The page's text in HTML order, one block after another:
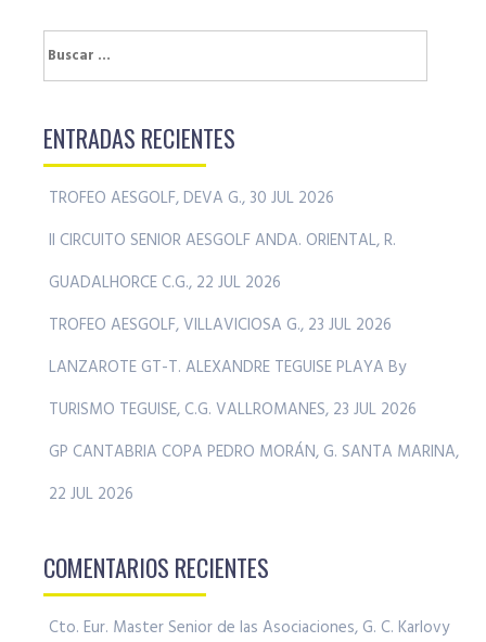
Buscar:
ENTRADAS RECIENTES
TROFEO AESGOLF, DEVA G., 30 JUL 2026
II CIRCUITO SENIOR AESGOLF ANDA. ORIENTAL, R.
GUADALHORCE C.G., 22 JUL 2026
TROFEO AESGOLF, VILLAVICIOSA G., 23 JUL 2026
LANZAROTE GT-T. ALEXANDRE TEGUISE PLAYA By
TURISMO TEGUISE, C.G. VALLROMANES, 23 JUL 2026
GP CANTABRIA COPA PEDRO MORÁN, G. SANTA MARINA,
22 JUL 2026
COMENTARIOS RECIENTES
Cto. Eur. Master Senior de las Asociaciones, G. C. Karlovy